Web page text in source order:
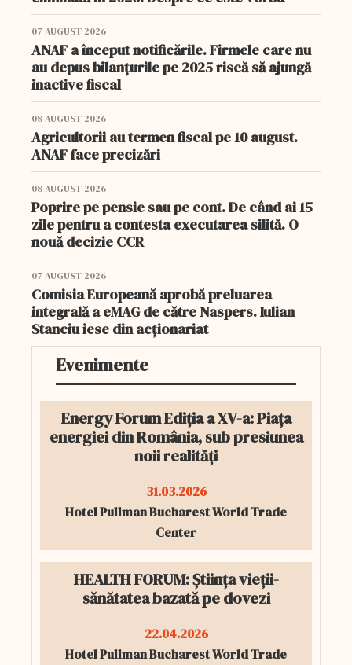
07 AUGUST 2026
ANAF a început notificările. Firmele care nu
au depus bilanțurile pe 2025 riscă să ajungă
inactive fiscal
08 AUGUST 2026
Agricultorii au termen fiscal pe 10 august.
ANAF face precizări
08 AUGUST 2026
Poprire pe pensie sau pe cont. De când ai 15
zile pentru a contesta executarea silită. O
nouă decizie CCR
07 AUGUST 2026
Comisia Europeană aprobă preluarea
integrală a eMAG de către Naspers. Iulian
Stanciu iese din acționariat
Evenimente
Energy Forum Ediția a XV-a: Piața
energiei din România, sub presiunea
noii realități
31.03.2026
Hotel Pullman Bucharest World Trade
Center
HEALTH FORUM: Știința vieții-
sănătatea bazată pe dovezi
22.04.2026
Hotel Pullman Bucharest World Trade